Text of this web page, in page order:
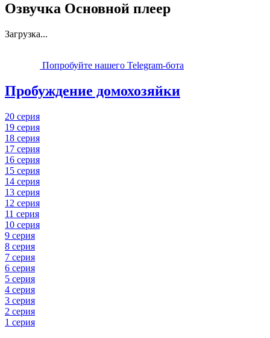
Озвучка Основной плеер
Загрузка...
Попробуйте нашего Telegram-бота
Пробуждение домохозяйки
20 серия
19 серия
18 серия
17 серия
16 серия
15 серия
14 серия
13 серия
12 серия
11 серия
10 серия
9 серия
8 серия
7 серия
6 серия
5 серия
4 серия
3 серия
2 серия
1 серия